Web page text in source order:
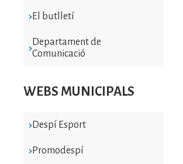
El butlletí
Departament de
Comunicació
WEBS MUNICIPALS
Despí Esport
Promodespí